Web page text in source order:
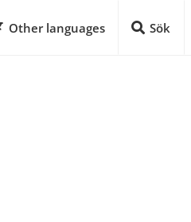
Other languages Sök